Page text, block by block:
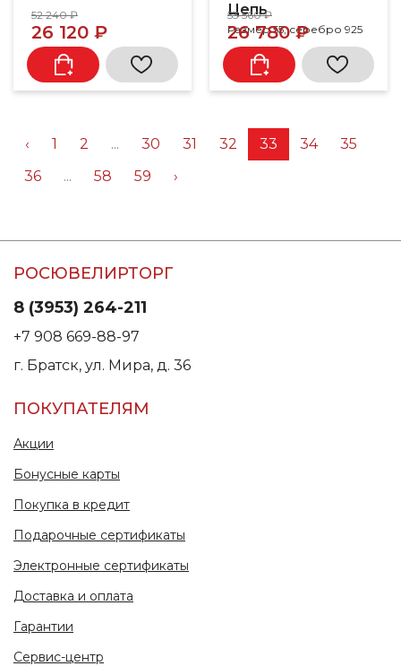
52 240 ₽
26 120 ₽
Цепь
Размер 55, серебро 925
53 560 ₽
26 780 ₽
‹ 1 2 ... 30 31 32 33 34
35
36
... 58 59 ›
РОСЮВЕЛИРТОРГ
8 (3953) 264-211
+7 908 669-88-97
г. Братск, ул. Мира, д. 36
ПОКУПАТЕЛЯМ
Акции
Бонусные карты
Покупка в кредит
Подарочные сертификаты
Электронные сертификаты
Доставка и оплата
Гарантии
Сервис-центр